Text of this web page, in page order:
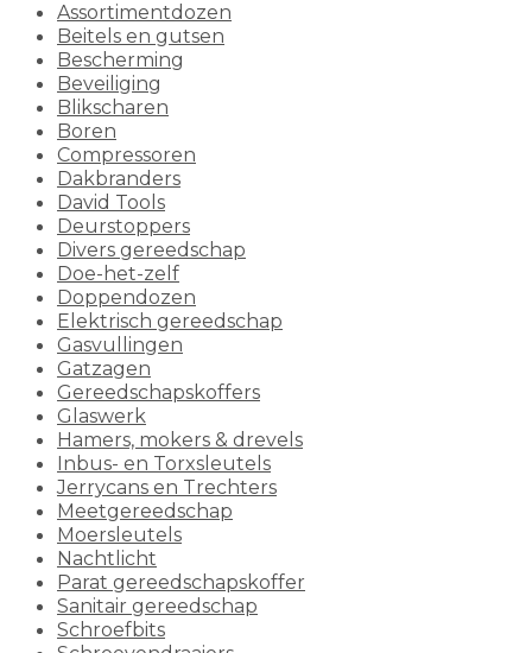
Assortimentdozen
Beitels en gutsen
Bescherming
Beveiliging
Blikscharen
Boren
Compressoren
Dakbranders
David Tools
Deurstoppers
Divers gereedschap
Doe-het-zelf
Doppendozen
Elektrisch gereedschap
Gasvullingen
Gatzagen
Gereedschapskoffers
Glaswerk
Hamers, mokers & drevels
Inbus- en Torxsleutels
Jerrycans en Trechters
Meetgereedschap
Moersleutels
Nachtlicht
Parat gereedschapskoffer
Sanitair gereedschap
Schroefbits